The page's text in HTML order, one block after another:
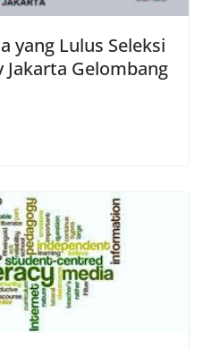
yang Lulus Seleksi
Jakarta Gelombang